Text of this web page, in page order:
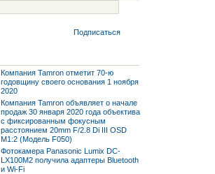
Подписаться
Компания Tamron отметит 70-ю
годовщину своего основания 1 ноября
2020
Компания Tamron объявляет о начале
продаж 30 января 2020 года объектива
с фиксированным фокусным
расстоянием 20mm F/2.8 Di III OSD
M1:2 (Модель F050)
Фотокамера Panasonic Lumix DC-
LX100M2 получила адаптеры Bluetooth
и Wi-Fi